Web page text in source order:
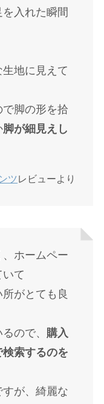
入れた瞬間
地に見えて
脚の形を拾
脚が細見えし
ツ レビューより
、ホームペー
て
がとても良
ので、 購入
索するのを
が、綺麗な